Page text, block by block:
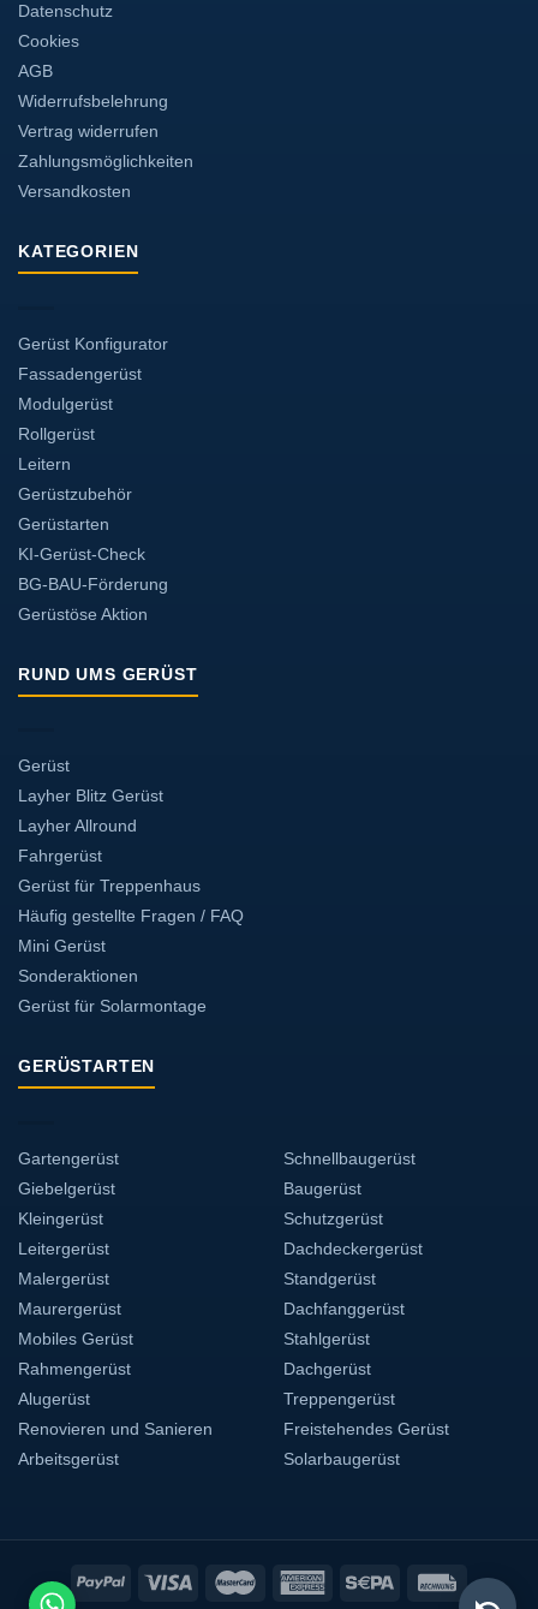
Datenschutz
Cookies
AGB
Widerrufsbelehrung
Vertrag widerrufen
Zahlungsmöglichkeiten
Versandkosten
KATEGORIEN
Gerüst Konfigurator
Fassadengerüst
Modulgerüst
Rollgerüst
Leitern
Gerüstzubehör
Gerüstarten
KI-Gerüst-Check
BG-BAU-Förderung
Gerüstöse Aktion
RUND UMS GERÜST
Gerüst
Layher Blitz Gerüst
Layher Allround
Fahrgerüst
Gerüst für Treppenhaus
Häufig gestellte Fragen / FAQ
Mini Gerüst
Sonderaktionen
Gerüst für Solarmontage
GERÜSTARTEN
Gartengerüst
Giebelgerüst
Kleingerüst
Leitergerüst
Malergerüst
Maurergerüst
Mobiles Gerüst
Rahmengerüst
Alugerüst
Renovieren und Sanieren
Arbeitsgerüst
Schnellbaugerüst
Baugerüst
Schutzgerüst
Dachdeckergerüst
Standgerüst
Dachfanggerüst
Stahlgerüst
Dachgerüst
Treppengerüst
Freistehendes Gerüst
Solarbaugerüst